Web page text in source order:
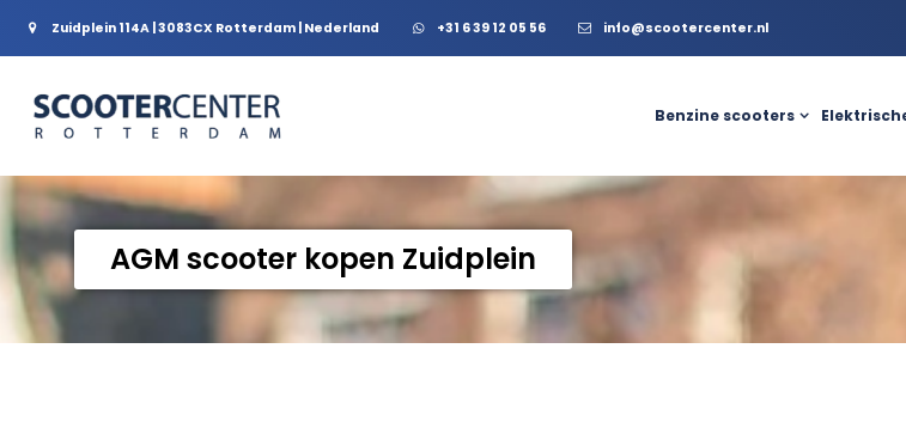
Zuidplein 114A | 3083CX Rotterdam | Nederland +31 6 39 12 05 56 info@scootercenter.nl
Benzine scooters
AGM scooter kopen Zuidplein